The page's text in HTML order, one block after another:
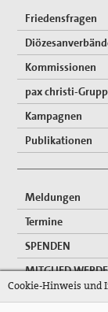
Friedensfragen
Kommissionen
pax christi-
Kampagnen
Publikationen
Meldungen
Termine
SPENDEN
MITGLIED
Cookie-Hinweis und